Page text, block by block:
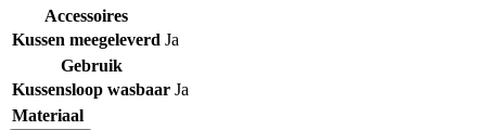
Accessoires
Kussen meegeleverd Ja
Gebruik
Kussensloop wasbaar Ja
Materiaal